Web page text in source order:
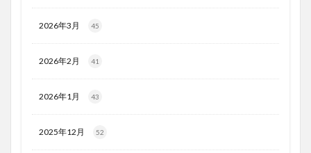
2026年3月 45
2026年2月 41
2026年1月 43
2025年12月 52